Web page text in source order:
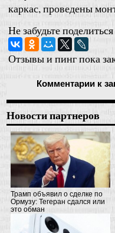
каркас, проведены
Не забудьте
Отзывы и пинг пока
Комментарии к
Новости партнеров
Трамп объявил о сделке по
Ормузу: Тегеран сдался или
это обман